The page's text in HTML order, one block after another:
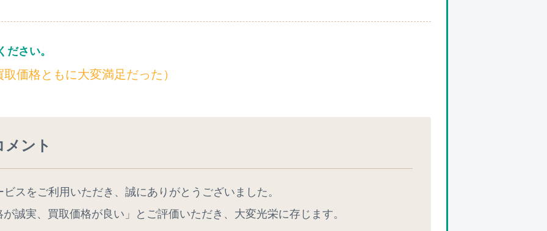
さい。
ともに大変満足だった）
ント
スをご利用いただき、誠にありがとうございました。
誠実、買取価格が良い」とご評価いただき、大変光栄に存じます。